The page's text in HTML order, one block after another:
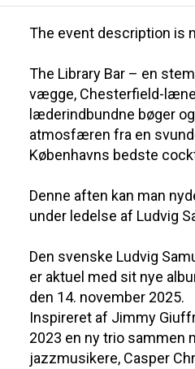
The event description is
The Library Bar – en
vægge, Chesterfield-
læderindbundne bøger
atmosfæren fra en
Københavns bedste
Denne aften kan man
under ledelse af Ludvig
Den svenske Ludvig
er aktuel med sit nye
den 14. november 2025.
Inspireret af Jimmy
2023 en ny trio sammen
jazzmusikere, Casper